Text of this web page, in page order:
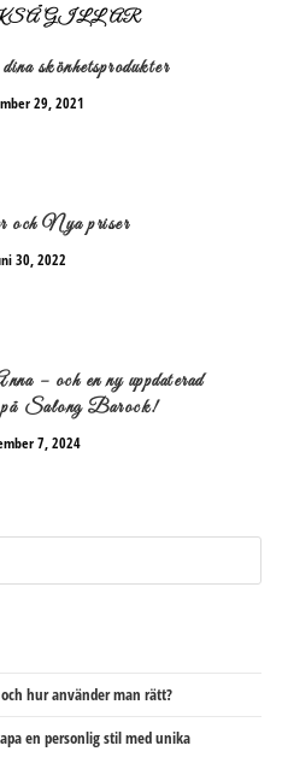
GILLAR
skönhetsprodukter
29, 2021
och Nya priser
30, 2022
– och en ny uppdaterad
på Salong Barock!
7, 2024
hur använder man rätt?
en personlig stil med unika